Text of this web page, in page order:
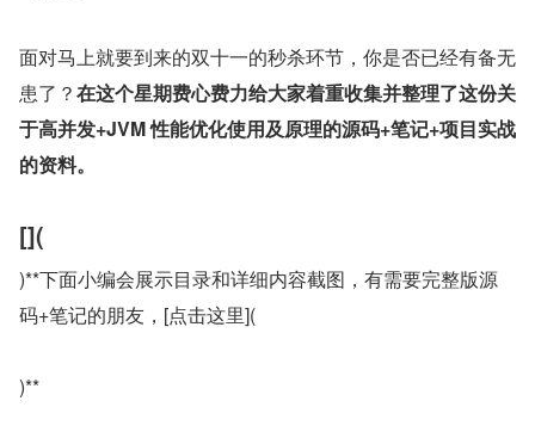
面对马上就要到来的双十一的秒杀环节，你是否已经有备无
患了？在这个星期费心费力给大家着重收集并整理了这份关
于高并发+JVM 性能优化使用及原理的源码+笔记+项目实战
的资料。
[](
)**下面小编会展示目录和详细内容截图，有需要完整版源
码+笔记的朋友，[点击这里](
)**